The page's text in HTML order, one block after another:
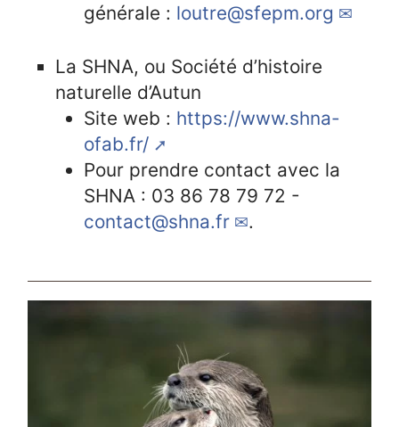
générale : loutre@sfepm.org
La SHNA, ou Société d’histoire
naturelle d’Autun
Site web : https://www.shna-
ofab.fr/
Pour prendre contact avec la
SHNA : 03 86 78 79 72 -
contact@shna.fr
.